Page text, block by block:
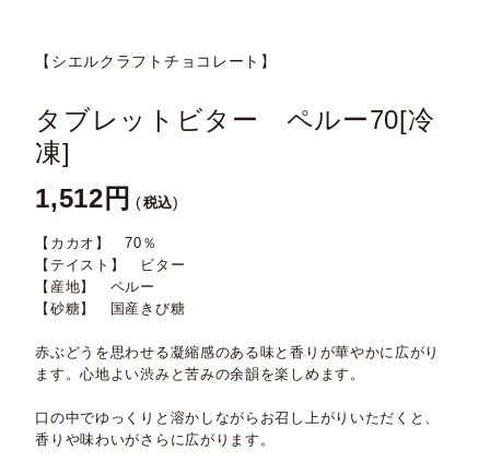
【シエルクラフトチョコレート】
タブレットビター ペルー70[冷
凍]
1,512 税込
【カカオ】 70％
【テイスト】 ビター
【産地】 ペルー
【砂糖】 国産きび糖
赤ぶどうを思わせる凝縮感のある味と香りが華やかに広がり
ます。心地よい渋みと苦みの余韻を楽しめます。
口の中でゆっくりと溶かしながらお召し上がりいただくと、
香りや味わいがさらに広がります。